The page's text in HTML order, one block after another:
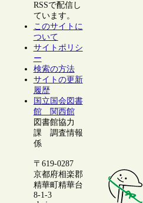
RSSで配信し
ています。
このサイトに
ついて
サイトポリシ
ー
検索の方法
サイトの更新
履歴
国立国会図書
館 関西館
図書館協力
課 調査情報
係
〒619-0287
京都府相楽郡
精華町精華台
8-1-3